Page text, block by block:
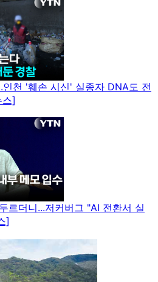
인천 '훼손 시신' 실종자 DNA도 전
]
르더니...저커버그 "AI 전환서 실
]